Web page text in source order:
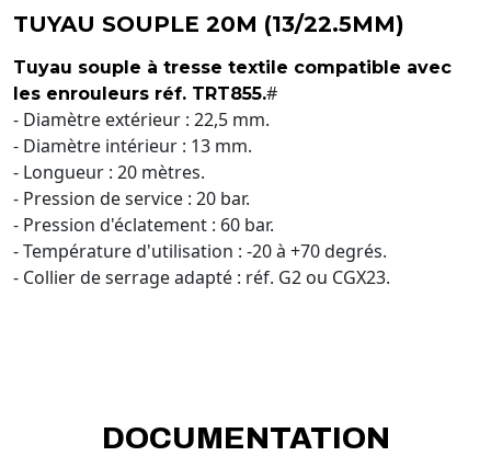
TUYAU SOUPLE 20M (13/22.5MM)
Tuyau souple à tresse textile compatible avec
les enrouleurs réf. TRT855.#
- Diamètre extérieur : 22,5 mm.
- Diamètre intérieur : 13 mm.
- Longueur : 20 mètres.
- Pression de service : 20 bar.
- Pression d'éclatement : 60 bar.
- Température d'utilisation : -20 à +70 degrés.
- Collier de serrage adapté : réf. G2 ou CGX23.
DOCUMENTATION